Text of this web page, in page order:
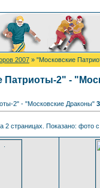
2007 » "Московские
Патриоты-2" -
2" - "Московские Драконы"
2 страницах. Показано: фото